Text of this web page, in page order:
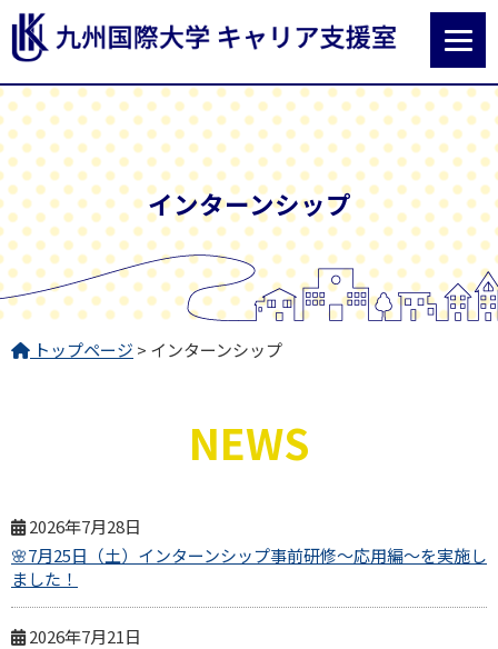
インターンシップ
トップページ > インターンシップ
NEWS
2026年7月28日
🌸7月25日（土）インターンシップ事前研修～応用編～を実施し
ました！
2026年7月21日